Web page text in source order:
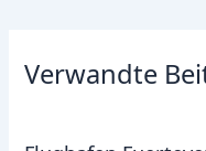
Verwandte